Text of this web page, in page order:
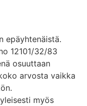
epäyhtenäistä.
12101/32/83
osuuttaan
arvosta vaikka
myös